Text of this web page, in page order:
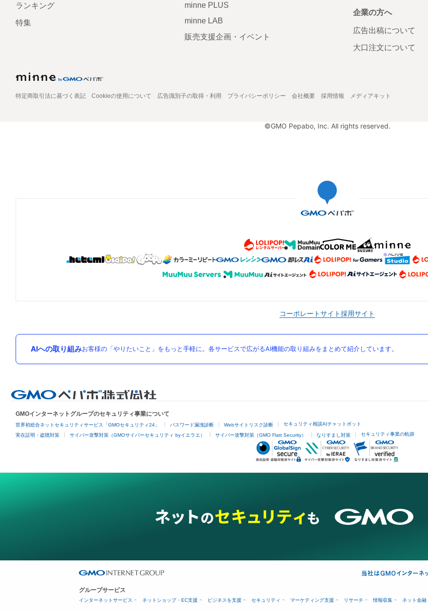
ランキング
特集
minne PLUS
minne LAB
販売支援企画・イベント
企業の方へ
広告出稿について
大口注文について
特定商取引法に基づく表記 Cookieの使用について 広告識別子の取得・利用 プライバシーポリシー 会社概要 採用情報 メディアキット
©GMO Pepabo, Inc. All rights reserved.
コーポレートサイト採用サイト
AIへの取り組みお客様の「やりたいこと」をもっと手軽に。各サービスで広がるAI機能の取り組みをまとめて紹介しています。
GMOインターネットグループのセキュリティ事業について
世界初総合ネットセキュリティサービス「GMOセキュリティ24」 パスワード漏洩診断 Webサイトリスク診断 セキュリティ相談AIチャットボット
実在証明・盗聴対策 サイバー攻撃対策（GMOサイバーセキュリティ byイエラエ） サイバー攻撃対策（GMO Flatt Security） なりすまし対策 セキュリティ事業の軌跡
グループサービス
インターネットサービス ネットショップ・EC支援 ビジネスを支援 セキュリティ マーケティング支援 リサーチ 情報収集 ネット金融